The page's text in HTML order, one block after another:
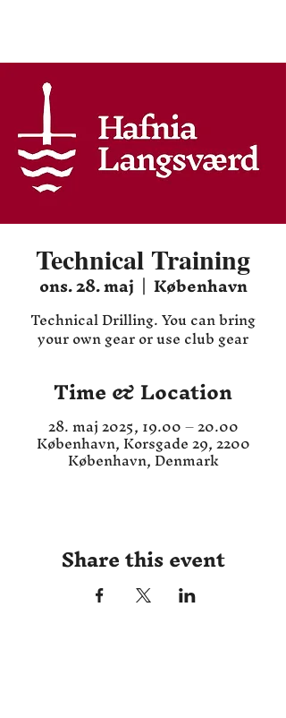
Technical Training
ons. 28. maj
  |
København
Technical Drilling. You can bring
your own gear or use club gear
Time & Location
28. maj 2025, 19.00 – 20.00
København, Korsgade 29, 2200
København, Denmark
Share this event